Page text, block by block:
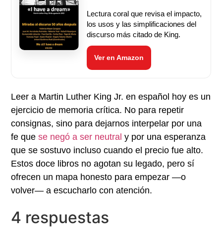
Lectura coral que revisa el impacto,
los usos y las simplificaciones del
discurso más citado de King.
Ver en Amazon
Leer a Martin Luther King Jr. en español hoy es un
ejercicio de memoria crítica. No para repetir
consignas, sino para dejarnos interpelar por una
fe quese negó a ser neutral y por una esperanza
que se sostuvo incluso cuando el precio fue alto.
Estos doce libros no agotan su legado, pero sí
ofrecen un mapa honesto para empezar —o
volver— a escucharlo con atención.
4 respuestas